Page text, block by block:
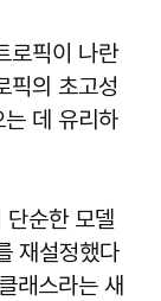
로픽이 나란
픽의 초고성
데 유리하
단순한 모델
재설정했다
래스라는 새